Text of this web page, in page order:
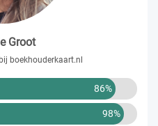
Groot
boekhouderkaart.nl
86%
98%